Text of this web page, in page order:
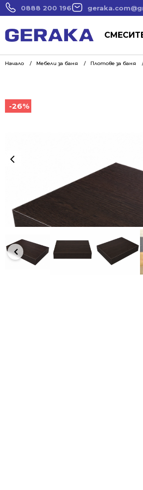
0888 200 196
Начало Мебели за баня Плотове за баня
-26%
-26%